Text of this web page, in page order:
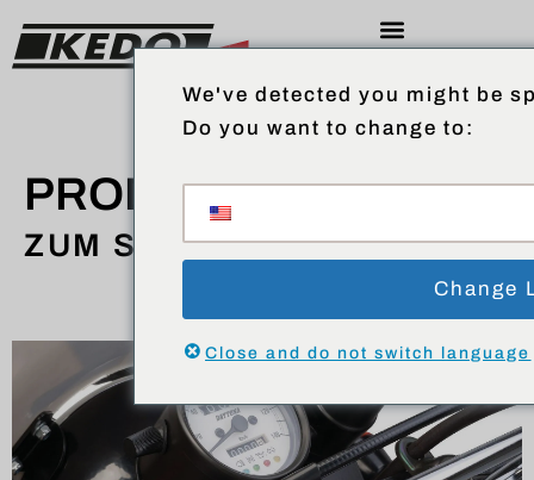
PRODUKTE
ZUM SHOP
We've detected you might be
Do you want to change to:
Change
Close and do not switch language